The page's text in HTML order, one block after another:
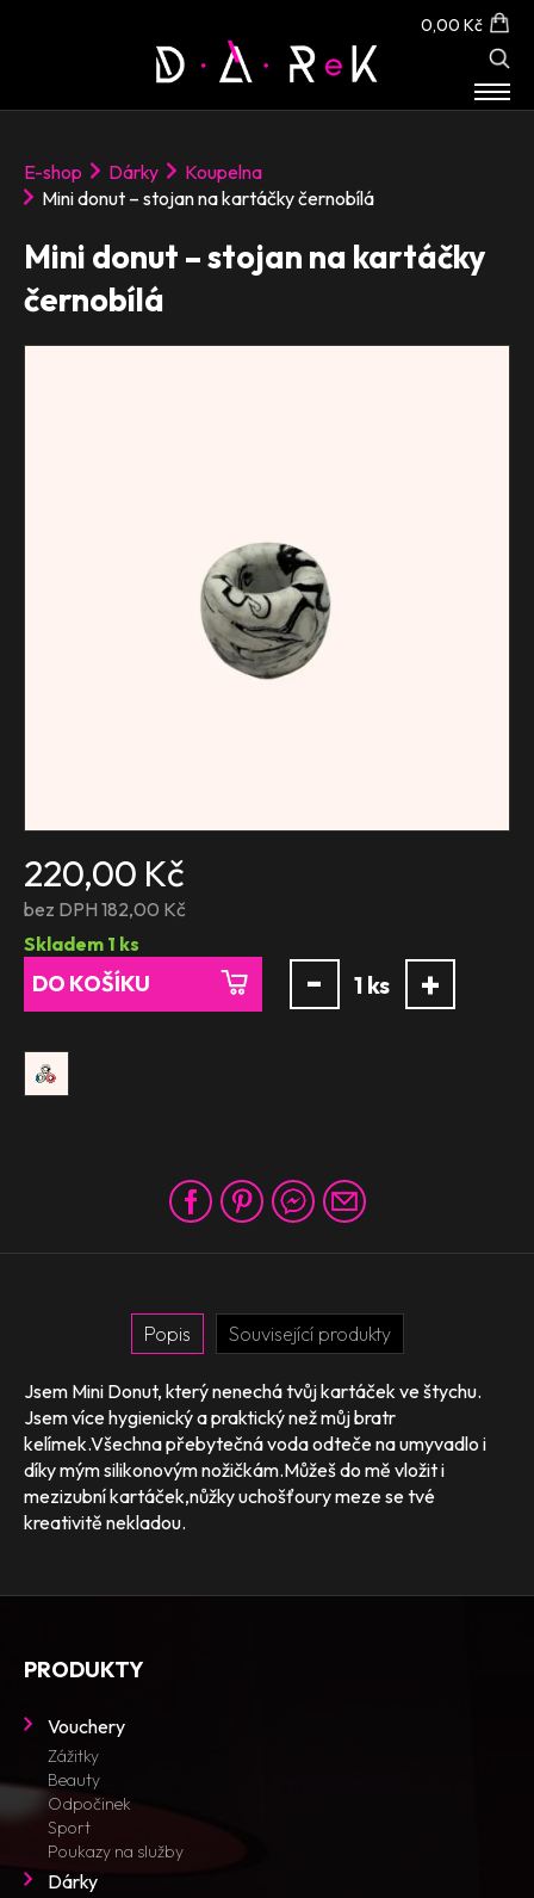
0,00 Kč
E-shop Dárky
Koupelna
Mini donut – stojan na kartáčky černobílá
Mini donut – stojan na kartáčky
černobílá
220,00 Kč
bez DPH 182,00 Kč
Skladem 1 ks
DO KOŠÍKU - 1 ks +
Popis Související produkty
Jsem Mini Donut, který nenechá tvůj kartáček ve štychu.
Jsem více hygienický a praktický než můj bratr
kelímek.Všechna přebytečná voda odteče na umyvadlo i
díky mým silikonovým nožičkám.Můžeš do mě vložit i
mezizubní kartáček,nůžky uchošťoury meze se tvé
kreativitě nekladou.
PRODUKTY
Vouchery
Zážitky
Beauty
Odpočinek
Sport
Poukazy na služby
Dárky